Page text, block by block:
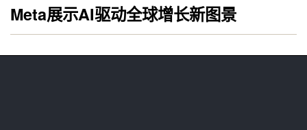
Meta展示AI驱动全球增长新图景